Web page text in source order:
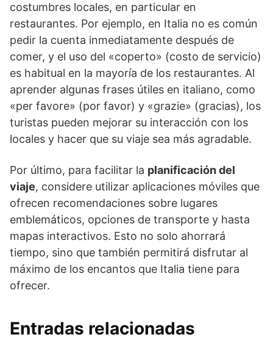
costumbres locales, en particular en
restaurantes. Por ejemplo, en Italia no es común
pedir la cuenta inmediatamente después de
comer, y el uso del «coperto» (costo de servicio)
es habitual en la mayoría de los restaurantes. Al
aprender algunas frases útiles en italiano, como
«per favore» (por favor) y «grazie» (gracias), los
turistas pueden mejorar su interacción con los
locales y hacer que su viaje sea más agradable.
Por último, para facilitar la planificación del
viaje, considere utilizar aplicaciones móviles que
ofrecen recomendaciones sobre lugares
emblemáticos, opciones de transporte y hasta
mapas interactivos. Esto no solo ahorrará
tiempo, sino que también permitirá disfrutar al
máximo de los encantos que Italia tiene para
ofrecer.
Entradas relacionadas